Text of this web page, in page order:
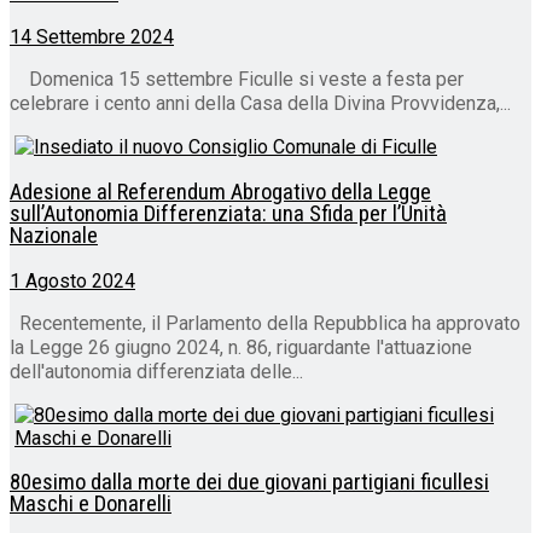
14 Settembre 2024
Domenica 15 settembre Ficulle si veste a festa per
celebrare i cento anni della Casa della Divina Provvidenza,...
Adesione al Referendum Abrogativo della Legge
sull’Autonomia Differenziata: una Sfida per l’Unità
Nazionale
1 Agosto 2024
Recentemente, il Parlamento della Repubblica ha approvato
la Legge 26 giugno 2024, n. 86, riguardante l'attuazione
dell'autonomia differenziata delle...
80esimo dalla morte dei due giovani partigiani ficullesi
Maschi e Donarelli